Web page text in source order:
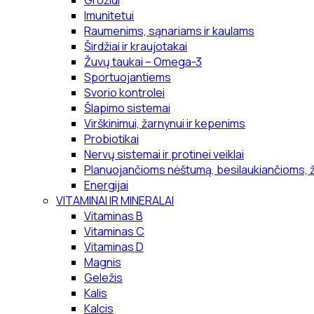
Imunitetui
Raumenims, sąnariams ir kaulams
Širdžiai ir kraujotakai
Žuvų taukai – Omega-3
Sportuojantiems
Svorio kontrolei
Šlapimo sistemai
Virškinimui, žarnynui ir kepenims
Probiotikai
Nervų sistemai ir protinei veiklai
Planuojančioms nėštumą, besilaukiančioms,
Energijai
VITAMINAI IR MINERALAI
Vitaminas B
Vitaminas C
Vitaminas D
Magnis
Geležis
Kalis
Kalcis